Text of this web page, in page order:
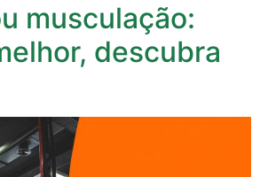
musculação:
descubra